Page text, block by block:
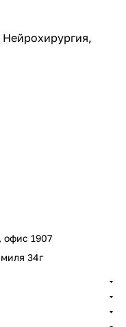
Нейрохирургия,
офис 1907
34г